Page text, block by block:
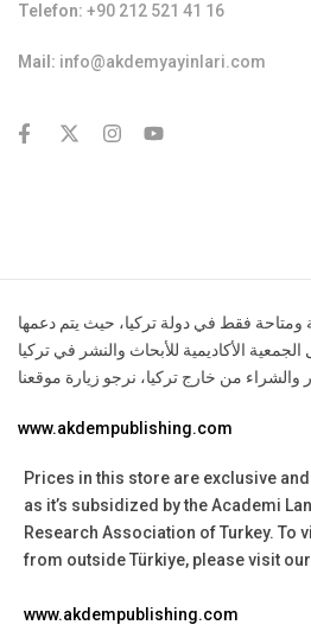
Telefon: +90 212 521 41 16
Mail: info@akdemyayinlari.com
ومتاحة فقط في دولة تركيا، حيث يتم دعمها
والشراء من خارج تركيا، نرجو زيارة موقعنا
www.akdempublishing.com
Prices in this store are exclusive
as it’s subsidized by the Academi
Research Association of Turkey. To
from outside Türkiye, please visit
www.akdempublishing.com